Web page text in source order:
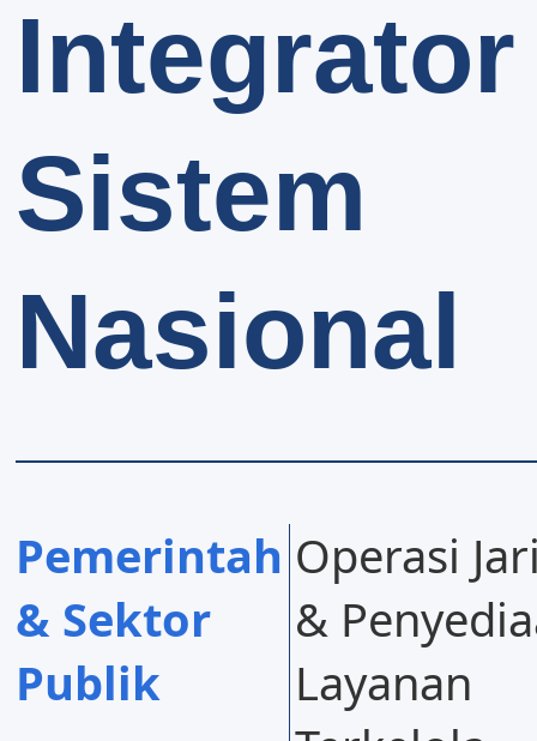
Integrator
Sistem
Nasional
Pemerintah
& Sektor
Publik
Operasi
&
Layanan